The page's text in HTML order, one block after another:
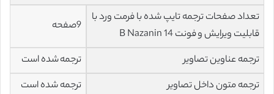
تعداد صفحات ترجمه تایپ شده با فرمت ورد با
قابلیت ویرایش و فونت 14 B Nazanin
9صفحه
ترجمه عناوین تصاویر
ترجمه شده است
ترجمه متون داخل تصاویر
ترجمه شده است